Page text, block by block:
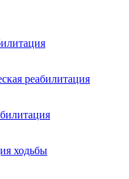
реабилитация
ходьбы